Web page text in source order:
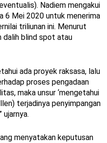
Nadiem mengakui
6 Mei 2020 untuk menerima
triliunan ini. Menurut
dalih blind spot atau
ada proyek raksasa, lalu
proses pengadaan
maka unsur ‘mengetahui
terjadinya penyimpangan
ujarnya.
menyatakan keputusan